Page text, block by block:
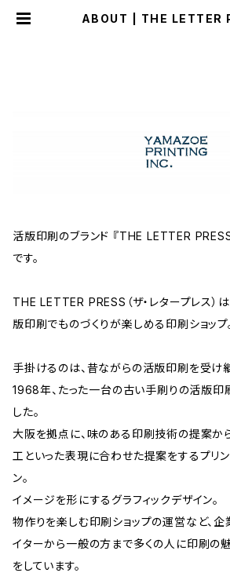
ABOUT | THE LETTER
活版印刷のブランド 『THE LETTER
です。
THE LETTER PRESS（ザ・レタープレス）
版印刷でものづくりが楽しめる印刷ショップ
手掛けるのは、昔ながらの活版印刷を受け
1968年、たった一台の古い手刷りの活版印
した。
大阪を拠点に、味のある印刷技術の提案か
工といった表現に合わせた提案をするプリン
ン。
イメージを形にするグラフィックデザイン。
物作りを楽しむ印刷ショップの運営など、企
イターから一般の方まで多くの人に印刷の
をしています。